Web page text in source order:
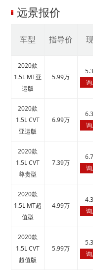
远景报价
车型 指导价
2020款
1.5L MT亚
运版
5.99万
2020款
1.5L CVT
亚运版
6.99万
2020款
1.5L CVT
尊贵型
7.39万
2020款
1.5L MT超
值型
4.99万
2020款
1.5L CVT
超值版
5.99万